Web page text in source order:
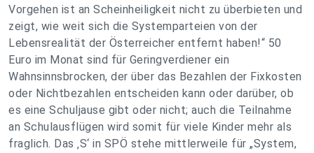
Vorgehen ist an Scheinheiligkeit nicht zu überbieten und
zeigt, wie weit sich die Systemparteien von der
Lebensrealität der Österreicher entfernt haben!“ 50
Euro im Monat sind für Geringverdiener ein
Wahnsinnsbrocken, der über das Bezahlen der Fixkosten
oder Nichtbezahlen entscheiden kann oder darüber, ob
es eine Schuljause gibt oder nicht; auch die Teilnahme
an Schulausflügen wird somit für viele Kinder mehr als
fraglich. Das ‚S‘ in SPÖ stehe mittlerweile für „System,